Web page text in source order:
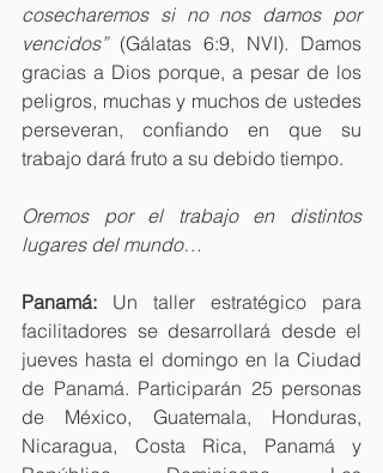
cosecharemos si no nos damos por
vencidos” (Gálatas 6:9, NVI). Damos
gracias a Dios porque, a pesar de los
peligros, muchas y muchos de ustedes
perseveran, confiando en que su
trabajo dará fruto a su debido tiempo.
Oremos por el trabajo en distintos
lugares del mundo…
Panamá: Un taller estratégico para
facilitadores se desarrollará desde el
jueves hasta el domingo en la Ciudad
de Panamá. Participarán 25 personas
de México, Guatemala, Honduras,
Nicaragua, Costa Rica, Panamá y